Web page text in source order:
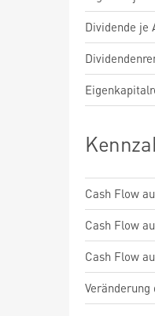
Dividende je
Cash Flow
Cash Flow
Cash Flow